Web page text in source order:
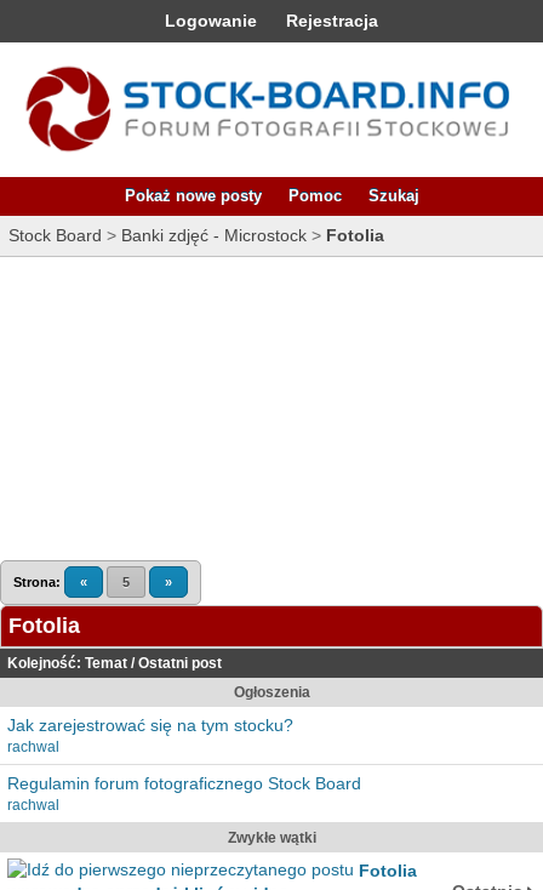
Logowanie Rejestracja
Pokaż nowe posty Pomoc Szukaj
Stock Board > Banki zdjęć - Microstock > Fotolia
Strona: « 5 »
Fotolia
Kolejność: Temat / Ostatni post
Ogłoszenia
Jak zarejestrować się na tym stocku?
rachwal
Regulamin forum fotograficznego Stock Board
rachwal
Zwykłe wątki
Fotolia